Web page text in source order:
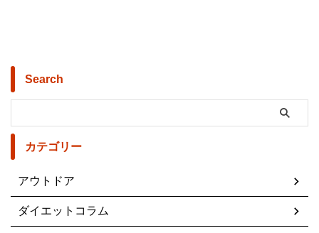
Search
カテゴリー
アウトドア
ダイエットコラム